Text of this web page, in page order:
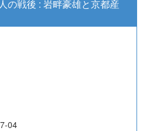
の戦後 : 岩畔豪雄と京都産
04